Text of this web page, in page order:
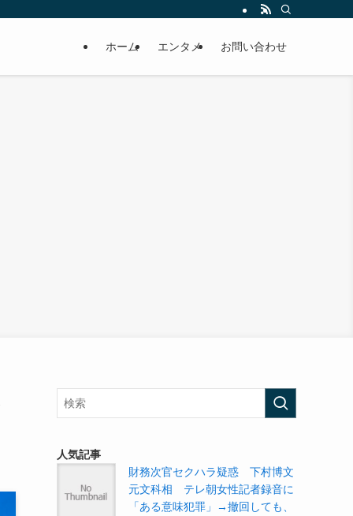
ホーム エンタメ お問い合わせ
人気記事
財務次官セクハラ疑惑 下村博文
元文科相 テレ朝女性記者録音に
「ある意味犯罪」→撤回しても、